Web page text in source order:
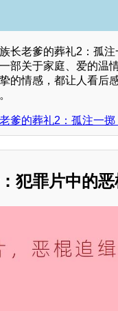
长老爹的葬礼2：孤
部关于家庭、爱的温
的情感，都让人看后
爹的葬礼2：孤注一掷
犯罪片中的